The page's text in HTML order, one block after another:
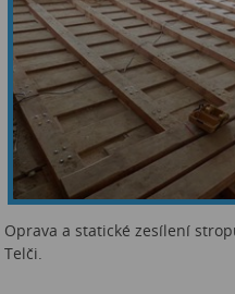
Oprava a statické zesílení
Telči.